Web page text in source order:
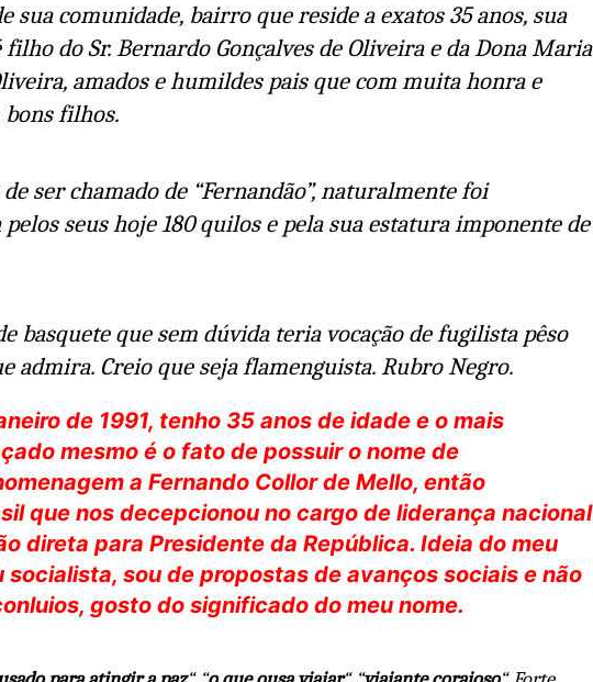
sua comunidade, bairro que reside a exatos 35 anos, sua
do Sr. Bernardo Gonçalves de Oliveira e da Dona Maria
amados e humildes pais que com muita honra e
filhos.
ser chamado de “Fernandão”, naturalmente foi
seus hoje 180 quilos e pela sua estatura imponente de
basquete que sem dúvida teria vocação de fugilista pêso
admira. Creio que seja flamenguista. Rubro Negro.
de 1991, tenho 35 anos de idade e o mais
mesmo é o fato de possuir o nome de
a Fernando Collor de Mello, então
que nos decepcionou no cargo de liderança nacional
direta para Presidente da República. Ideia do meu
socialista, sou de propostas de avanços sociais e não
gosto do significado do meu nome.